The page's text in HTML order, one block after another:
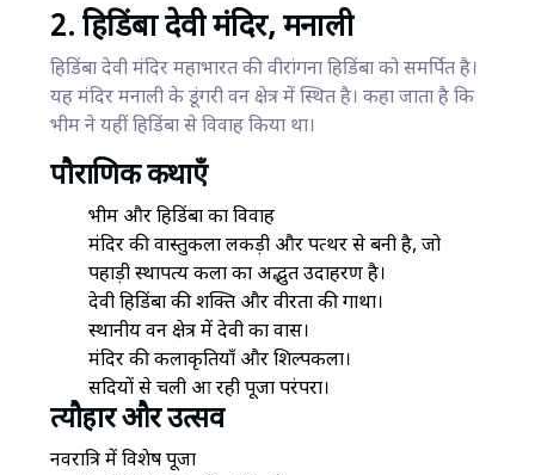
2. हिडिंबा देवी मंदिर, मनाली
हिडिंबा देवी मंदिर महाभारत की वीरांगना हिडिंबा को समर्पित है।
यह मंदिर मनाली के डूंगरी वन क्षेत्र में स्थित है। कहा जाता है कि
भीम ने यहीं हिडिंबा से विवाह किया था।
पौराणिक कथाएँ
भीम और हिडिंबा का विवाह
मंदिर की वास्तुकला लकड़ी और पत्थर से बनी है, जो
पहाड़ी स्थापत्य कला का अद्भुत उदाहरण है।
देवी हिडिंबा की शक्ति और वीरता की गाथा।
स्थानीय वन क्षेत्र में देवी का वास।
मंदिर की कलाकृतियाँ और शिल्पकला।
सदियों से चली आ रही पूजा परंपरा।
त्यौहार और उत्सव
नवरात्रि में विशेष पूजा